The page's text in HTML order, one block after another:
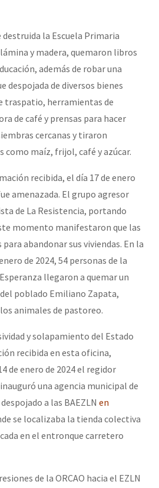
la Escuela Primaria
y madera, quemaron libros
además de robar una
despojada de diversos bienes
traspatio, herramientas de
de café y prensas para hacer
cercanas y tiraron
como maíz, frijol, café y azúcar.
recibida, el día 17 de enero
amenazada. El grupo agresor
de La Resistencia, portando
momento manifestaron que las
abandonar sus viviendas. En la
de 2024, 54 personas de la
llegaron a quemar un
poblado Emiliano Zapata,
animales de pastoreo.
y solapamiento del Estado
recibida en esta oficina,
de enero de 2024 el regidor
una agencia municipal de
a las BAEZLN en
se localizaba la tienda colectiva
en el entronque carretero
de la ORCAO hacia el EZLN